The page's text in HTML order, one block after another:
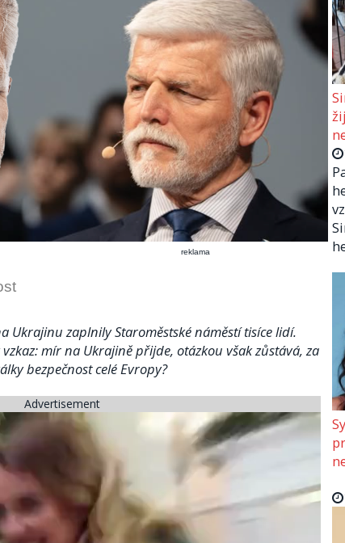
reklama
Ukrajinu zaplnily Staroměstské náměstí tisíce lidí.
mír na Ukrajině přijde, otázkou však zůstává, za
bezpečnost celé Evropy?
Advertisement